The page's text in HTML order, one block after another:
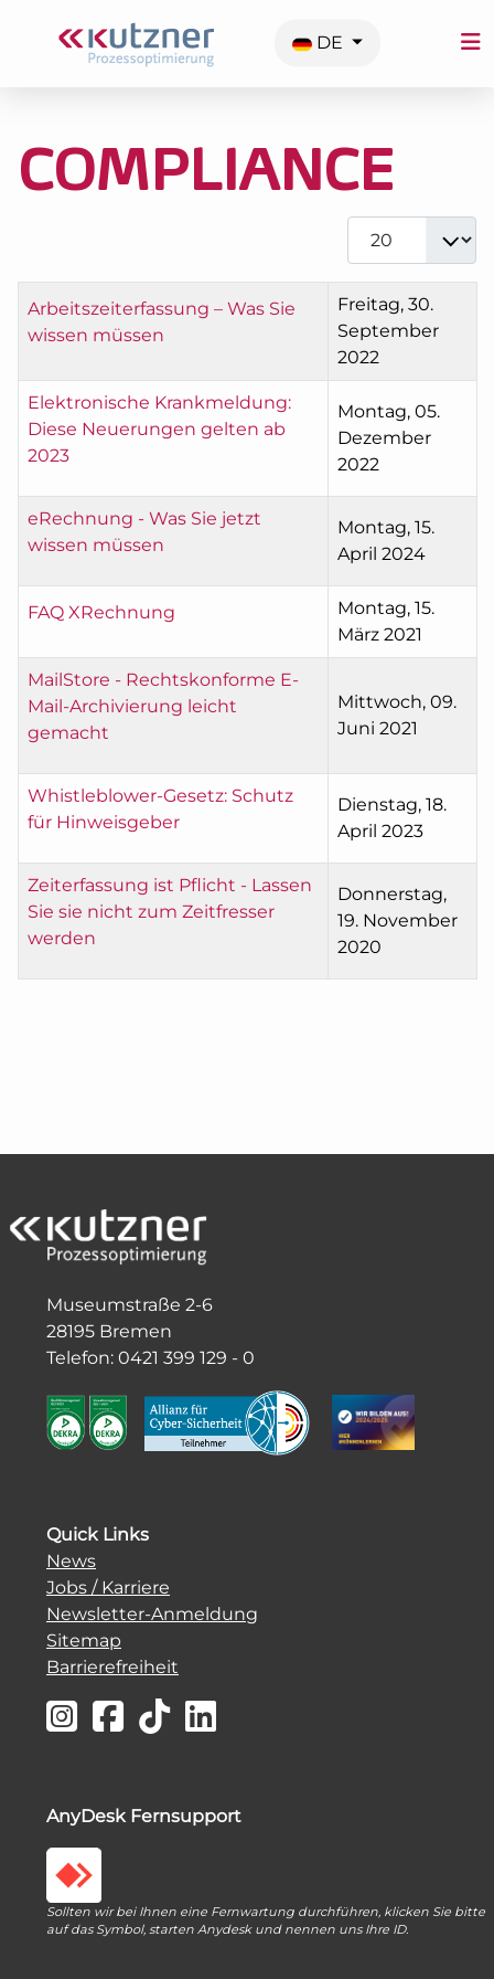
Sprache auswählen
DE
COMPLIANCE
Anzeige #
Titel
Arbeitszeiterfassung – Was Sie
wissen müssen
Freitag, 30.
September
2022
Elektronische Krankmeldung:
Diese Neuerungen gelten ab
2023
Montag, 05.
Dezember
2022
eRechnung - Was Sie jetzt
wissen müssen
Montag, 15.
April 2024
FAQ XRechnung
Montag, 15.
März 2021
MailStore - Rechtskonforme E-
Mail-Archivierung leicht
gemacht
Mittwoch, 09.
Juni 2021
Whistleblower-Gesetz: Schutz
für Hinweisgeber
Dienstag, 18.
April 2023
Zeiterfassung ist Pflicht - Lassen
Sie sie nicht zum Zeitfresser
werden
Donnerstag,
19. November
2020
Museumstraße 2-6
28195 Bremen
Telefon: 0421 399 129 - 0
Quick Links
News
Jobs / Karriere
Newsletter-Anmeldung
Sitemap
Barrierefreiheit
AnyDesk Fernsupport
Sollten wir bei Ihnen eine Fernwartung durchführen, klicken Sie bitte
auf das Symbol, starten Anydesk und nennen uns Ihre ID.